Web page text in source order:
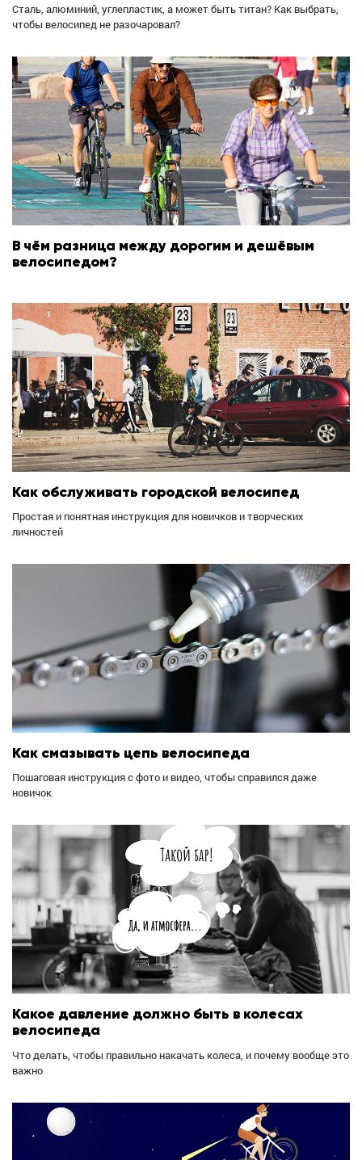
Сталь, алюминий, углепластик, а может быть титан? Как выбрать,
чтобы велосипед не разочаровал?
В чём разница между дорогим и дешёвым
велосипедом?
Как обслуживать городской велосипед
Простая и понятная инструкция для новичков и творческих
личностей
Как смазывать цепь велосипеда
Пошаговая инструкция с фото и видео, чтобы справился даже
новичок
Какое давление должно быть в колесах
велосипеда
Что делать, чтобы правильно накачать колеса, и почему вообще это
важно